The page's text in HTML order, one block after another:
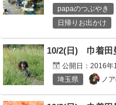
papaのつぶやき
日帰りお出かけ
10/2(日) 巾着田
公開日： 2016年
埼玉県
ノ